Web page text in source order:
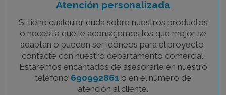
Atención personalizada
Si tiene cualquier duda sobre nuestros productos
o necesita que le aconsejemos los que mejor se
adaptan o pueden ser idóneos para el proyecto,
contacte con nuestro departamento comercial.
Estaremos encantados de asesorarle en nuestro
teléfono 690992861 o en el número de
atención al cliente.